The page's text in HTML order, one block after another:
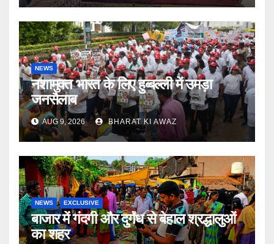
NEWS
नशामुक्त भारत के लिए हुब्बल्ली में उमड़ा
जनसैलाब
AUG 9, 2026 BHARAT KI AWAZ
NEWS EXCLUSIVE
बाजार में गंदगी और दुर्गंध से बेहाल श्रद्धालुओं
का शहर